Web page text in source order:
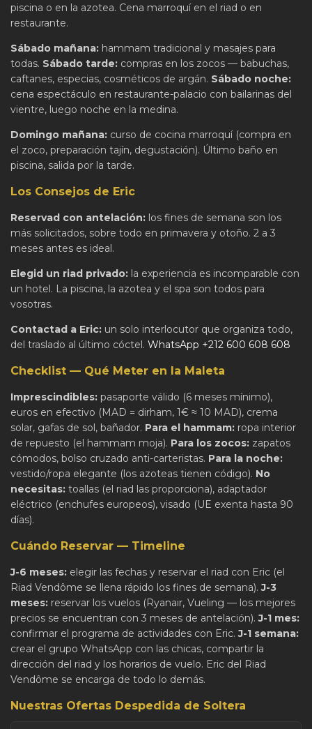
piscina o en la azotea. Cena marroquí en el riad o en
restaurante.
Sábado mañana: hammam tradicional y masajes para
todas. Sábado tarde: compras en los zocos — babuchas,
caftanes, especias, cosméticos de argán. Sábado noche:
cena espectáculo en restaurante-palacio con bailarinas del
vientre, luego noche en la medina.
Domingo mañana: curso de cocina marroquí (compra en
el zoco, preparación tajín, degustación). Último baño en
piscina, salida por la tarde.
Los Consejos de Eric
Reservad con antelación: los fines de semana son los
más solicitados, sobre todo en primavera y otoño. 2 a 3
meses antes es ideal.
Elegid un riad privado: la experiencia es incomparable con
un hotel. La piscina, la azotea y el spa son todos para
vosotras.
Contactad a Eric: un solo interlocutor que organiza todo,
del traslado al último cóctel. WhatsApp +212 600 608 608
Checklist — Qué Meter en la Maleta
Imprescindibles: pasaporte válido (6 meses mínimo),
euros en efectivo (MAD = dirham, 1€ ≈ 10 MAD), crema
solar, gafas de sol, bañador. Para el hammam: ropa interior
de repuesto (el hammam moja). Para los zocos: zapatos
cómodos, bolso cruzado anti-carteristas. Para la noche:
vestido/ropa elegante (los azoteas tienen código). No
necesitas: toallas (el riad las proporciona), adaptador
eléctrico (enchufes europeos), visado (UE exenta hasta 90
días).
Cuándo Reservar — Timeline
J-6 meses: elegir las fechas y reservar el riad con Eric (el
Riad Vendôme se llena rápido los fines de semana).J-3
meses: reservar los vuelos (Ryanair, Vueling — los mejores
precios se encuentran con 3 meses de antelación).J-1 mes:
confirmar el programa de actividades con Eric.J-1 semana:
crear el grupo WhatsApp con las chicas, compartir la
dirección del riad y los horarios de vuelo. Eric del Riad
Vendôme se encarga de todo lo demás.
Nuestras Ofertas Despedida de Soltera